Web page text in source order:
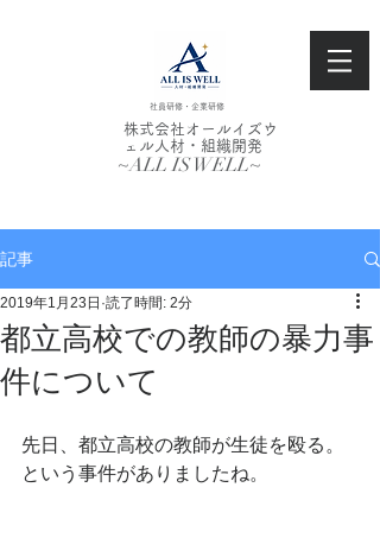
社員研修・企業研修
株式会社オールイズウ
ェル人材・組織開発
~ALL IS WELL~
記事
都立高校での教師の暴力事
件について
2019年1月23日 読了時間: 2分
先日、都立高校の教師が生徒を殴る。
という事件がありましたね。